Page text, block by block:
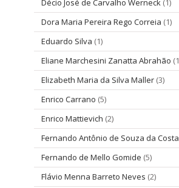
Décio José de Carvalho Werneck (1)
Dora Maria Pereira Rego Correia (1)
Eduardo Silva (1)
Eliane Marchesini Zanatta Abrahão
Elizabeth Maria da Silva Maller (3)
Enrico Carrano (5)
Enrico Mattievich (2)
Fernando Antônio de Souza da Costa
Fernando de Mello Gomide (5)
Flávio Menna Barreto Neves (2)